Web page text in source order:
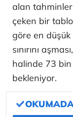
alan
çeken bir
göre en düşük
sınırını
halinde 73 bin
bekleniyor.